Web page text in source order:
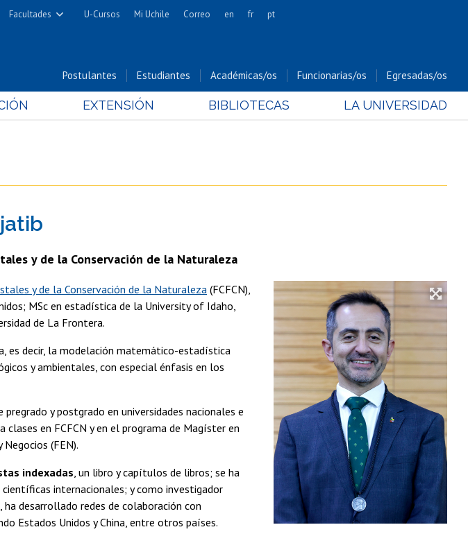
Facultades
Cs. Físicas y Matemáticas
Cs. Forestales y Conservación
Cs. Químicas y Farmacéuticas
Cs. Sociales
Estudios Avanzados en Educación
Alimentos
Hospital Clínico
U-Cursos Mi Uchile Correo en fr pt
Postulantes Estudiantes Académicas/os Funcionarias/os Egresadas/os
EXTENSIÓN BIBLIOTECAS LA UNIVERSIDAD
y de la Conservación de la Naturaleza
y de la Conservación de la Naturaleza (FCFCN),
MSc en estadística de la University of Idaho,
de La Frontera.
es decir, la modelación matemático-estadística
y ambientales, con especial énfasis en los
y postgrado en universidades nacionales e
clases en FCFCN y en el programa de Magíster en
(FEN).
indexadas , un libro y capítulos de libros; se ha
internacionales; y como investigador
desarrollado redes de colaboración con
Estados Unidos y China, entre otros países.